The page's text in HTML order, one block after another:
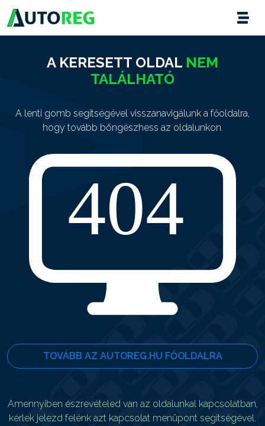
A KERESETT OLDAL NEM
TALÁLHATÓ
A lenti gomb segítségével visszanavigálunk a főoldalra,
hogy tovább böngészhess az oldalunkon.
TOVÁBB AZ AUTOREG.HU FŐOLDALRA
Amennyiben észrevételed van az oldalunkal kapcsolatban,
kérlek jelezd felénk azt kapcsolat menüpont segítségével.